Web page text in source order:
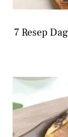
7 Resep